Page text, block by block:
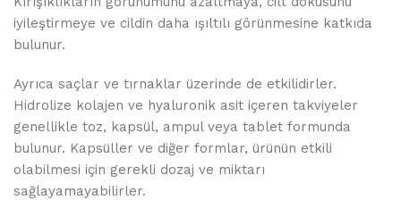
iyileştirmeye ve cildin daha ışıltılı görünmesine katkıda
bulunur.
Ayrıca saçlar ve tırnaklar üzerinde de etkilidirler.
Hidrolize kolajen ve hyaluronik asit içeren takviyeler
genellikle toz, kapsül, ampul veya tablet formunda
bulunur. Kapsüller ve diğer formlar, ürünün etkili
olabilmesi için gerekli dozaj ve miktarı
sağlayamayabilirler.